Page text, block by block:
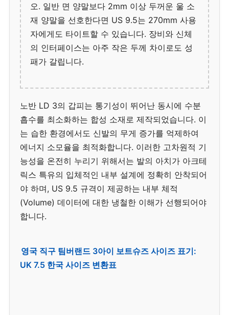
오. 일반 면 양말보다 2mm 이상 두꺼운 울 소
재 양말을 선호한다면 US 9.5는 270mm 사용
자에게도 타이트할 수 있습니다. 장비와 신체
의 인터페이스는 아주 작은 두께 차이로도 성
패가 갈립니다.
노반 LD 3의 갑피는 통기성이 뛰어난 동시에 수분
흡수를 최소화하는 합성 소재로 제작되었습니다. 이
는 습한 환경에서도 신발의 무게 증가를 억제하여
에너지 소모율을 최적화합니다. 이러한 고차원적 기
능성을 온전히 누리기 위해서는 발의 아치가 아크테
릭스 특유의 입체적인 내부 설계에 정확히 안착되어
야 하며, US 9.5 규격이 제공하는 내부 체적
(Volume) 데이터에 대한 냉철한 이해가 선행되어야
합니다.
영국 직구 팀버랜드 3아이 보트슈즈 사이즈 표기:
UK 7.5 한국 사이즈 변환표